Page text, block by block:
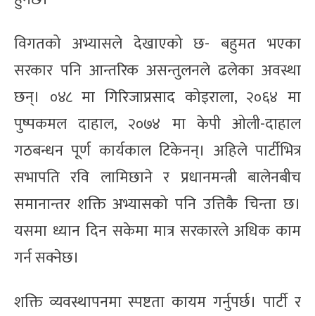
विगतको अभ्यासले देखाएको छ- बहुमत भएका
सरकार पनि आन्तरिक असन्तुलनले ढलेका अवस्था
छन्। ०४८ मा गिरिजाप्रसाद कोइराला, २०६४ मा
पुष्पकमल दाहाल, २०७४ मा केपी ओली-दाहाल
गठबन्धन पूर्ण कार्यकाल टिकेनन्। अहिले पार्टीभित्र
सभापति रवि लामिछाने र प्रधानमन्त्री बालेनबीच
समानान्तर शक्ति अभ्यासको पनि उत्तिकै चिन्ता छ।
यसमा ध्यान दिन सकेमा मात्र सरकारले अधिक काम
गर्न सक्नेछ।
शक्ति व्यवस्थापनमा स्पष्टता कायम गर्नुपर्छ। पार्टी र